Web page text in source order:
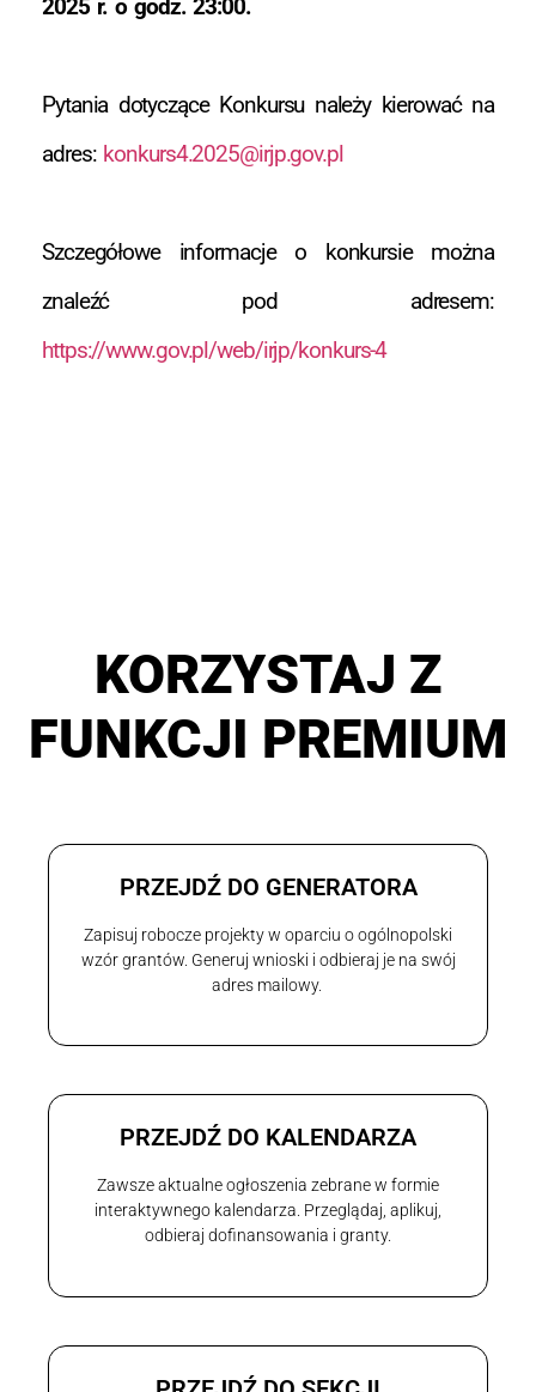
2025 r. o godz. 23:00.
Pytania dotyczące Konkursu należy kierować na
adres: konkurs4.2025@irjp.gov.pl
Szczegółowe informacje o konkursie można
znaleźć pod adresem:
https://www.gov.pl/web/irjp/konkurs-4
KORZYSTAJ Z
FUNKCJI PREMIUM
PRZEJDŹ DO GENERATORA
Zapisuj robocze projekty w oparciu o ogólnopolski
wzór grantów. Generuj wnioski i odbieraj je na swój
adres mailowy.
PRZEJDŹ DO KALENDARZA
Zawsze aktualne ogłoszenia zebrane w formie
interaktywnego kalendarza. Przeglądaj, aplikuj,
odbieraj dofinansowania i granty.